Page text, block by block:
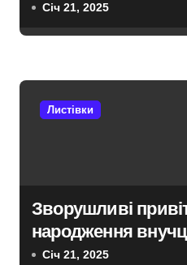
а
в
Січ 21, 2025
Листівки
Зворушливі
народження
листівки
Січ 21, 2025